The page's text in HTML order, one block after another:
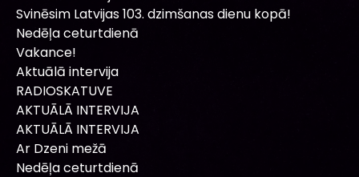
Svinēsim Latvijas 103. dzimšanas dienu kopā!
Nedēļa ceturtdienā
Vakance!
Aktuālā intervija
RADIOSKATUVE
AKTUĀLĀ INTERVIJA
AKTUĀLĀ INTERVIJA
Ar Dzeni mežā
Nedēļa ceturtdienā